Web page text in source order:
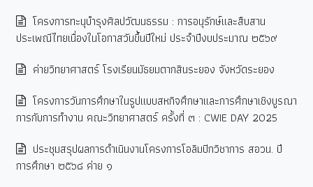
โครงการทะนุบำรุงศิลปวัฒนธรรม : การอนุรักษ์และสืบสาน
ประเพณีไทยเนื่องในโอกาสวันขึ้นปีใหม่ ประจำปีงบประมาณ ๒๕๖๙
ค่ายวิทยาศาสตร์ โรงเรียนมัธยมตากสินระยอง จังหวัดระยอง
โครงการวันการศึกษาในรูปแบบสหกิจศึกษาและการศึกษาเชิงบูรณา
การกับการทํางาน คณะวิทยาศาสตร์ ครั้งที่ ๓ : CWIE DAY 2025
ประชุมสรุปผลการดำเนินงานโครงการโอลิมปิกวิชาการ สอวน. ปี
การศึกษา ๒๕๖๘ ค่าย ๑